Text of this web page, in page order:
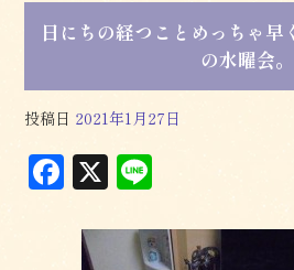
日にちの経つことめっちゃ早
の水曜会。
投稿日 2021年1月27日
F
c
X
e